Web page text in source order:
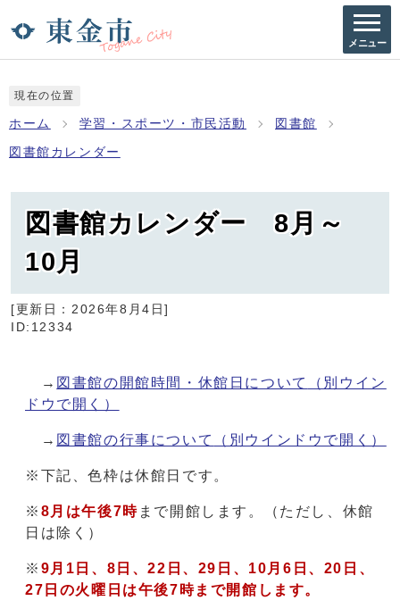
メニュー
現在の位置
ホーム 学習・スポーツ・市民活動 図書館
図書館カレンダー
図書館カレンダー 8月～
10月
[更新日： 2026年8月4日]
ID:12334
→ 図書館の開館時間・休館日について
（別ウイン
ドウで開く）
→ 図書館の行事について （別ウインドウで開く）
※下記、色枠は休館日です。
※ 8月は午後7時 まで開館します。（ただし、休館
日は除く）
※ 9月1日、8日、22日、29日、 10月6日、20日、
27日の火曜日は午後7時まで開館します。